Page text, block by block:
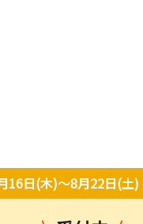
16日(木)〜8月22日(土)